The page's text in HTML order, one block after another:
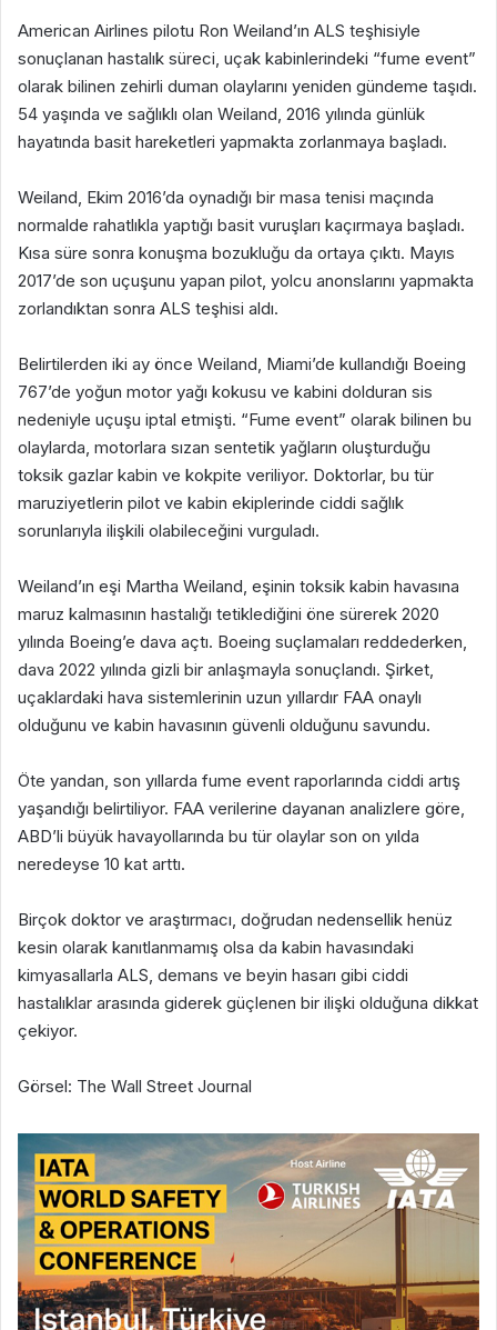
American Airlines pilotu Ron Weiland’ın ALS teşhisiyle
sonuçlanan hastalık süreci, uçak kabinlerindeki “fume event”
olarak bilinen zehirli duman olaylarını yeniden gündeme taşıdı.
54 yaşında ve sağlıklı olan Weiland, 2016 yılında günlük
hayatında basit hareketleri yapmakta zorlanmaya başladı.
Weiland, Ekim 2016’da oynadığı bir masa tenisi maçında
normalde rahatlıkla yaptığı basit vuruşları kaçırmaya başladı.
Kısa süre sonra konuşma bozukluğu da ortaya çıktı. Mayıs
2017’de son uçuşunu yapan pilot, yolcu anonslarını yapmakta
zorlandıktan sonra ALS teşhisi aldı.
Belirtilerden iki ay önce Weiland, Miami’de kullandığı Boeing
767’de yoğun motor yağı kokusu ve kabini dolduran sis
nedeniyle uçuşu iptal etmişti. “Fume event” olarak bilinen bu
olaylarda, motorlara sızan sentetik yağların oluşturduğu
toksik gazlar kabin ve kokpite veriliyor. Doktorlar, bu tür
maruziyetlerin pilot ve kabin ekiplerinde ciddi sağlık
sorunlarıyla ilişkili olabileceğini vurguladı.
Weiland’ın eşi Martha Weiland, eşinin toksik kabin havasına
maruz kalmasının hastalığı tetiklediğini öne sürerek 2020
yılında Boeing’e dava açtı. Boeing suçlamaları reddederken,
dava 2022 yılında gizli bir anlaşmayla sonuçlandı. Şirket,
uçaklardaki hava sistemlerinin uzun yıllardır FAA onaylı
olduğunu ve kabin havasının güvenli olduğunu savundu.
Öte yandan, son yıllarda fume event raporlarında ciddi artış
yaşandığı belirtiliyor. FAA verilerine dayanan analizlere göre,
ABD’li büyük havayollarında bu tür olaylar son on yılda
neredeyse 10 kat arttı.
Birçok doktor ve araştırmacı, doğrudan nedensellik henüz
kesin olarak kanıtlanmamış olsa da kabin havasındaki
kimyasallarla ALS, demans ve beyin hasarı gibi ciddi
hastalıklar arasında giderek güçlenen bir ilişki olduğuna dikkat
çekiyor.
Görsel: The Wall Street Journal